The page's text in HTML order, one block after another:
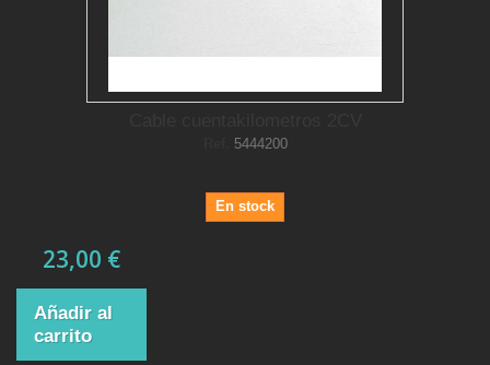
5444200
En stock
23,00 €
Añadir al
carrito